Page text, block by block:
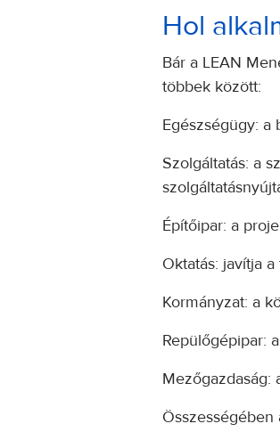
Hol
Bár a LEAN
többek között:
Egészségügy: a
Szolgáltatás: a
Építőipar: a
Oktatás: javítja
Kormányzat: a
Repülőgépipar:
Mezőgazdaság: